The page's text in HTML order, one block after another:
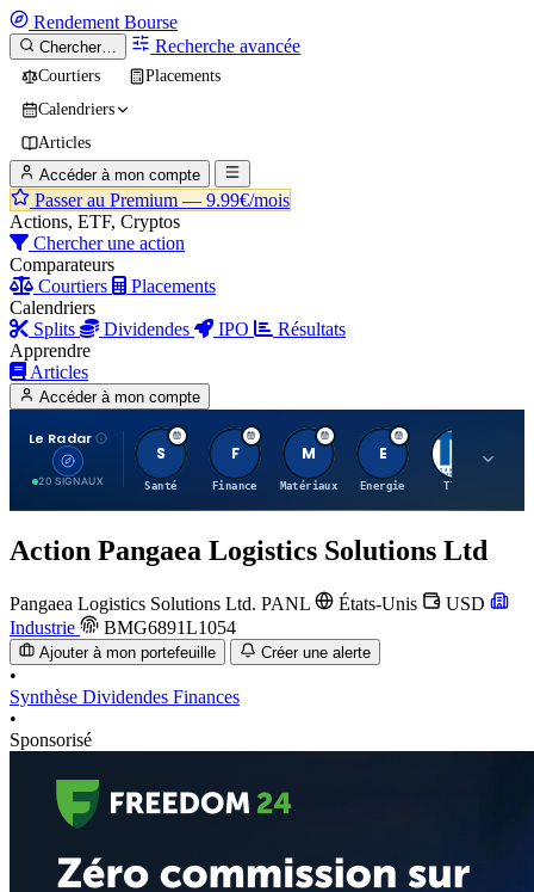
Rendement Bourse
Chercher… Recherche avancée
Courtiers
Placements
Calendriers
Articles
Accéder à mon compte
Passer au Premium — 9.99€/mois
Actions, ETF, Cryptos
Chercher une action
Comparateurs
Courtiers
Placements
Calendriers
Splits
Dividendes IPO
Résultats
Apprendre
Articles
Accéder à mon compte
Le Radar
20 SIGNAUX
S
Santé
F
Finance
M
Matériaux
E
Energie TTWO
Action Pangaea Logistics Solutions Ltd
Pangaea Logistics Solutions Ltd. PANL États-Unis
USD
Industrie
BMG6891L1054
Ajouter à mon portefeuille Créer une alerte
•
Synthèse Dividendes Finances
•
Sponsorisé